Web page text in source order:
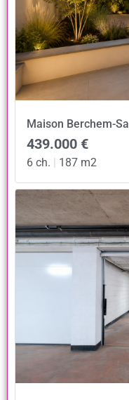
Maison Berchem-
439.000 €
6 ch. | 187 m2